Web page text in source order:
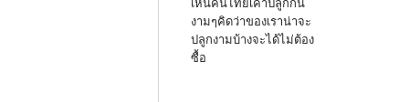
เห็นคนไทยเค้าปลูกกัน
งามๆคิดว่าของเราน่าจะ
ปลูกงามบ้างจะได้ไม่ต้อง
ซื้อ